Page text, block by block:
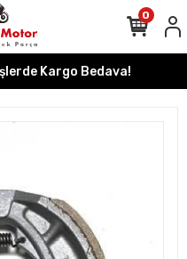
Kargo Bedava!
0